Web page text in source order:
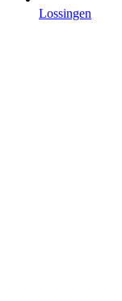
Lossingen